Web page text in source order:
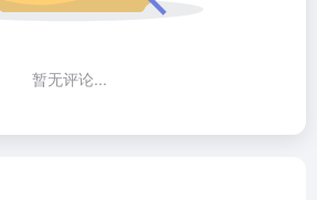
暂无评论...